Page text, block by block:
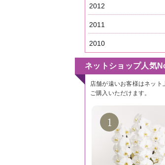
2012
2011
2010
ネットショップ人気
店舗が遠いお客様はネット
ご購入いただけます。